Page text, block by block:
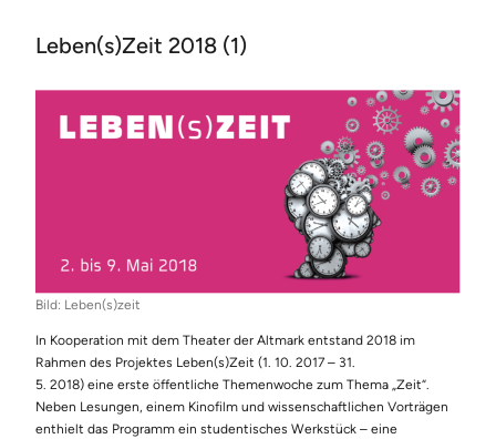
Leben(s)Zeit 2018 (1)
Bild: Leben(s)zeit
In Kooperation mit dem Theater der Altmark entstand 2018 im
Rahmen des Projektes Leben(s)Zeit (1. 10. 2017 – 31.
5. 2018) eine erste öffentliche Themenwoche zum Thema „Zeit“.
Neben Lesungen, einem Kinofilm und wissenschaftlichen Vorträgen
enthielt das Programm ein studentisches Werkstück – eine